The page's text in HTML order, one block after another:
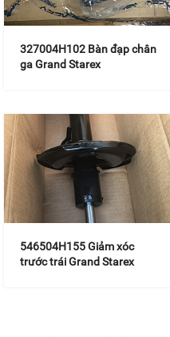
327004H102 Bàn đạp chân
ga Grand Starex
546504H155 Giảm xóc
trước trái Grand Starex